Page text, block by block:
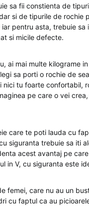
sa fii constienta de
si de tipurile de rochie
pentru asta, trebuie sa
si micile defecte.
ai mai multe kilograme
sa porti o rochie de
nici tu foarte confortabil,
pe care o vei
care te poti lauda cu
siguranta trebuie sa iti
acest avantaj pe
in V, cu siguranta este
femei, care nu au un
cu faptul ca au